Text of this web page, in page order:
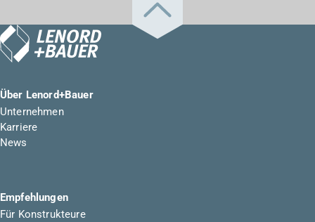
Über Lenord+Bauer
Unternehmen
Karriere
News
Empfehlungen
Für Konstrukteure